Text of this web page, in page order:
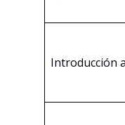
Introducción